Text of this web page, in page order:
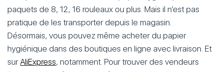
paquets de 8, 12, 16 rouleaux ou plus. Mais il n’est pas
pratique de les transporter depuis le magasin.
Désormais, vous pouvez même acheter du papier
hygiénique dans des boutiques en ligne avec livraison. Et
sur AliExpress, notamment. Pour trouver des vendeurs